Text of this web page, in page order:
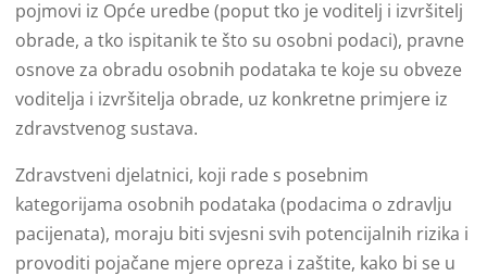
pojmovi iz Opće uredbe (poput tko je voditelj i izvršitelj
obrade, a tko ispitanik te što su osobni podaci), pravne
osnove za obradu osobnih podataka te koje su obveze
voditelja i izvršitelja obrade, uz konkretne primjere iz
zdravstvenog sustava.
Zdravstveni djelatnici, koji rade s posebnim
kategorijama osobnih podataka (podacima o zdravlju
pacijenata), moraju biti svjesni svih potencijalnih rizika i
provoditi pojačane mjere opreza i zaštite, kako bi se u